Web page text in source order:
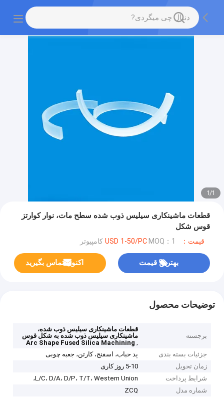
1
/
1
قطعات ماشینکاری سیلیس ذوب شده سطح مات، نوار کوارتز
قوس شکل
قیمت：USD 1-50/PC MOQ：1 کامپیوتر
بهترین قیمت اکنون تماس بگیرید
توضیحات محصول
برجسته
قطعات ماشینکاری سیلیس ذوب شده،
ماشینکاری سیلیس ذوب شده به شکل قوس
,
Arc Shape Fused Silica Machining
جزئیات بسته بندی
پد حباب، اسفنج، کارتن، جعبه چوبی
زمان تحویل
5-10 روز کاری
شرایط پرداخت
L/C، D/A، D/P، T/T، Western Union،
شماره مدل
ZCQ